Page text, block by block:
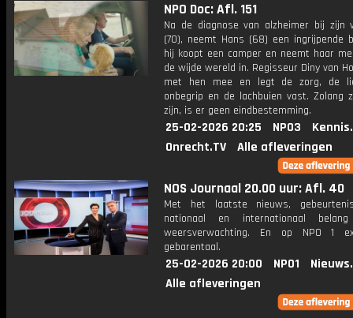
NPO Doc: Afl. 151
Na de diagnose van alzheimer bij zijn
(70), neemt Hans (68) een ingrijpende
hij koopt een camper en neemt haar
de wijde wereld in. Regisseur Diny van
met hen mee en legt de zorg, de
onbegrip en de lachbuien vast. Zolang
zijn, is er geen eindbestemming.
25-02-2026 20:25 NPO3
Onrecht.TV
Alle afleveringen
NOS Journaal 20.00 uur: Afl. 40
Met het laatste nieuws,
nationaal en internationaal
weersverwachting. En op NPO 1
gebarentaal.
25-02-2026 20:00 NPO1
Alle afleveringen